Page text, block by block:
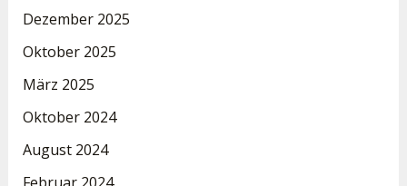
Dezember 2025
Oktober 2025
März 2025
Oktober 2024
August 2024